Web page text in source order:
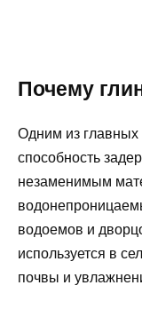
Почему
Одним из главных
способность
незаменимым
водоемов и
используется в
почвы и